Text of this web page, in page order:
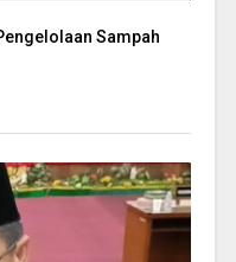
Sampah